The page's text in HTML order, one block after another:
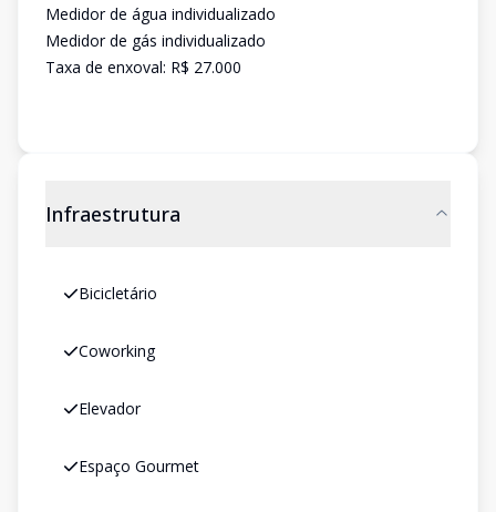
Medidor de água individualizado
Medidor de gás individualizado
Taxa de enxoval: R$ 27.000
Infraestrutura
Bicicletário
Coworking
Elevador
Espaço Gourmet